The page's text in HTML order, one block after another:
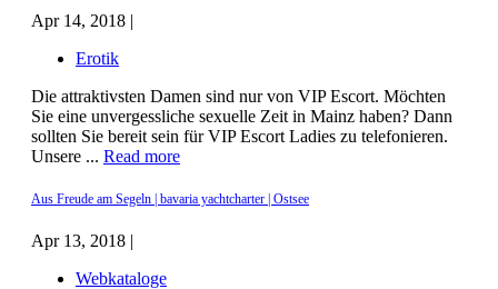
Apr 14, 2018 |
Erotik
Die attraktivsten Damen sind nur von VIP Escort. Möchten
Sie eine unvergessliche sexuelle Zeit in Mainz haben? Dann
sollten Sie bereit sein für VIP Escort Ladies zu telefonieren.
Unsere ... Read more
Aus Freude am Segeln | bavaria yachtcharter | Ostsee
Apr 13, 2018 |
Webkataloge